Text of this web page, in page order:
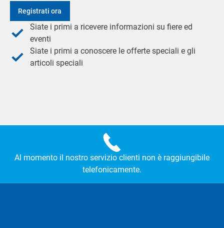
Registrati ora
Siate i primi a ricevere informazioni su fiere ed
eventi
Siate i primi a conoscere le offerte speciali e gli
articoli speciali
Al momento il nostro servizio clienti non è raggiungibile
telefonicamente.